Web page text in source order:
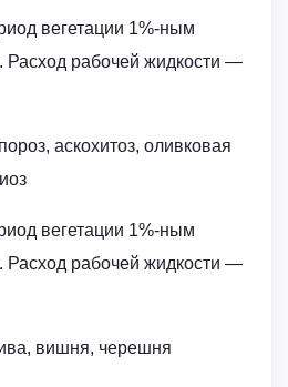
вегетации 1%-ным
Расход рабочей жидкости ―
аскохитоз, оливковая
вегетации 1%-ным
Расход рабочей жидкости ―
вишня, черешня